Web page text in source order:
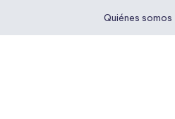
Quiénes somos